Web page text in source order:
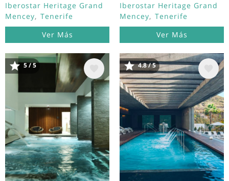
Iberostar Heritage Grand
Mencey
Tenerife
Ver Más
Iberostar Heritage Grand
Mencey
Tenerife
Ver Más
Image
5 / 5 Image
4.8 / 5